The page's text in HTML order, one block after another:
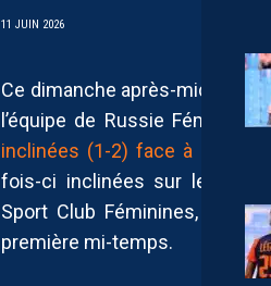
11 JUIN 2026
Ce dimanche après-midi,
l’équipe de Russie Féminine
inclinées (1-2) face à ces
fois-ci inclinées sur le score
Sport Club Féminines,
première mi-temps.